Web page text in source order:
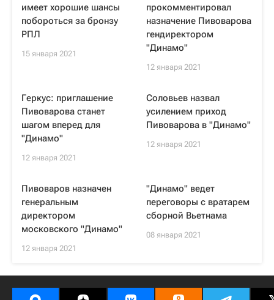
имеет хорошие шансы
побороться за бронзу
РПЛ
15 января 2021
прокомментировал
назначение Пивоварова
гендиректором
"Динамо"
12 января 2021
Геркус: приглашение
Пивоварова станет
шагом вперед для
"Динамо"
12 января 2021
Соловьев назвал
усилением приход
Пивоварова в "Динамо"
12 января 2021
Пивоваров назначен
генеральным
директором
московского "Динамо"
12 января 2021
"Динамо" ведет
переговоры с вратарем
сборной Вьетнама
08 января 2021